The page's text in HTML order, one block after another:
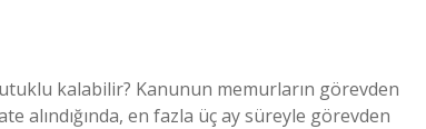
kalabilir? Kanunun memurların görevden
alındığında, en fazla üç ay süreyle görevden